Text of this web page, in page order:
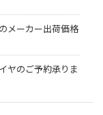
メーカー出荷価格
ヤのご予約承りま